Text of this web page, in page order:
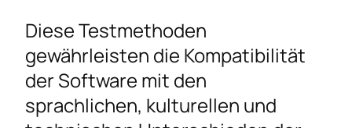
Diese Testmethoden
gewährleisten die Kompatibilität
der Software mit den
sprachlichen, kulturellen und